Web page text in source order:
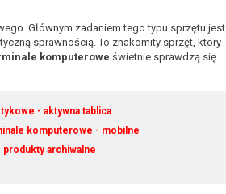
Głównym zadaniem tego typu sprzętu jest
sprawnością. To znakomity sprzęt, ktory
komputerowe świetnie sprawdzą się
- aktywna tablica
komputerowe - mobilne
produkty archiwalne